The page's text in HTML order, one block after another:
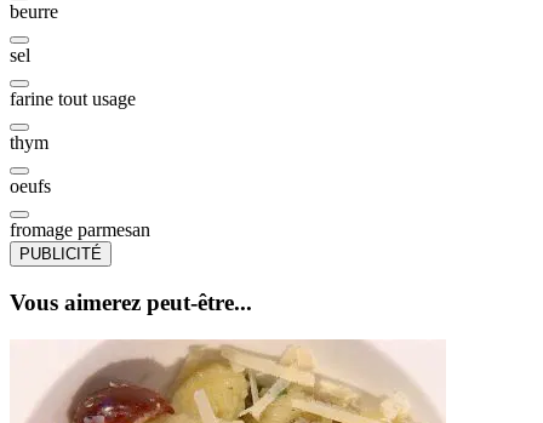
beurre
sel
farine tout usage
thym
oeufs
fromage parmesan
PUBLICITÉ
Vous aimerez peut-être...